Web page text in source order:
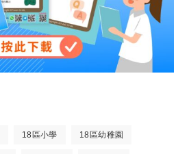
18區小學 18區幼稚園